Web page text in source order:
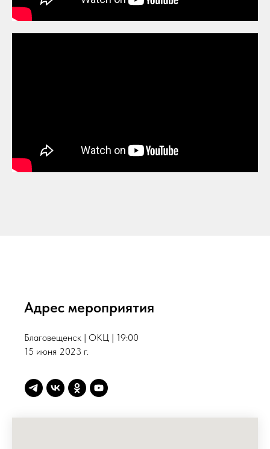
Адрес мероприятия
Благовещенск | ОКЦ | 19:00
15 июня 2023 г.